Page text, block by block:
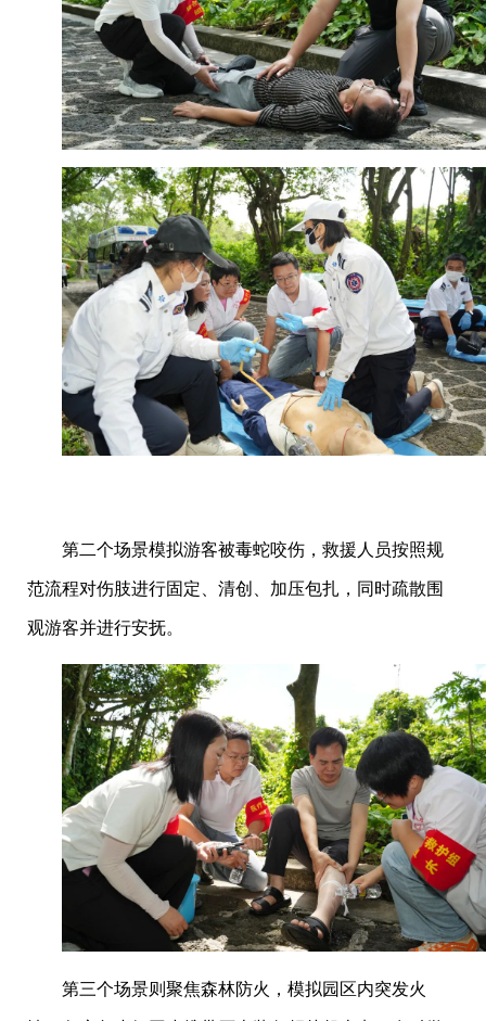
第二个场景模拟游客被毒蛇咬伤，救援人员按照规
范流程对伤肢进行固定、清创、加压包扎，同时疏散围
观游客并进行安抚。
第三个场景则聚焦森林防火，模拟园区内突发火